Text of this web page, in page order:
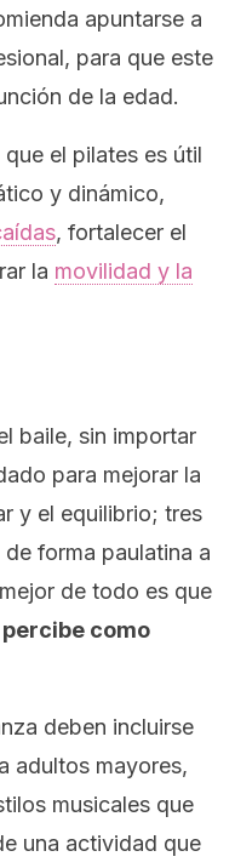
apuntarse a
para que este
de la edad.
el pilates es útil
y dinámico,
, fortalecer el
la movilidad y la
baile, sin importar
para mejorar la
y el equilibrio; tres
forma paulatina a
de todo es que
como
deben incluirse
adultos mayores,
musicales que
una actividad que